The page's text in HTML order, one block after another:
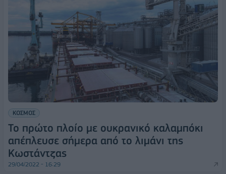
ΚΟΣΜΟΣ
Το πρώτο πλοίο με ουκρανικό καλαμπόκι
απέπλευσε σήμερα από το λιμάνι της
Κωστάντζας
29/04/2022 - 16:29